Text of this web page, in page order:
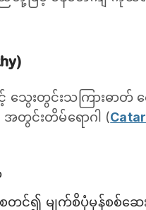
သွေးတွင်းသကြားဓာတ်
အတွင်းတိမ်ရောဂါ (
စတင်၍ မျက်စိပုံမှန်စစ်ဆ